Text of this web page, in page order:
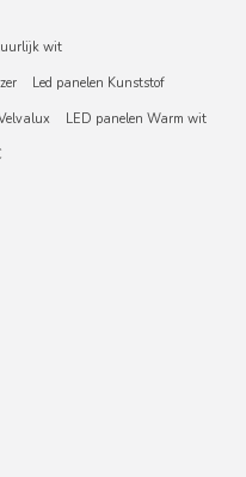
wit
Led panelen Kunststof
LED panelen Warm wit